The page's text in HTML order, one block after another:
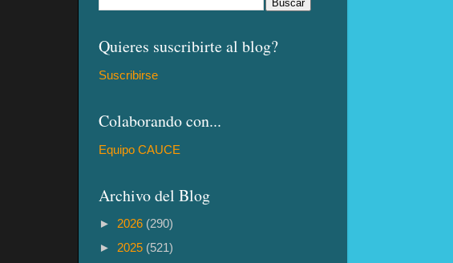
Quieres suscribirte al blog?
Suscribirse
Colaborando con...
Equipo CAUCE
Archivo del Blog
► 2026 (290)
► 2025 (521)